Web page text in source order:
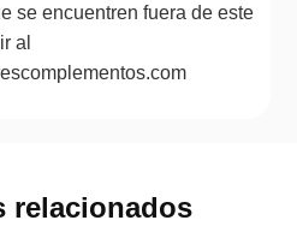
se encuentren fuera de este
al
relacionados